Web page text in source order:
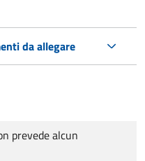
da allegare
prevede alcun